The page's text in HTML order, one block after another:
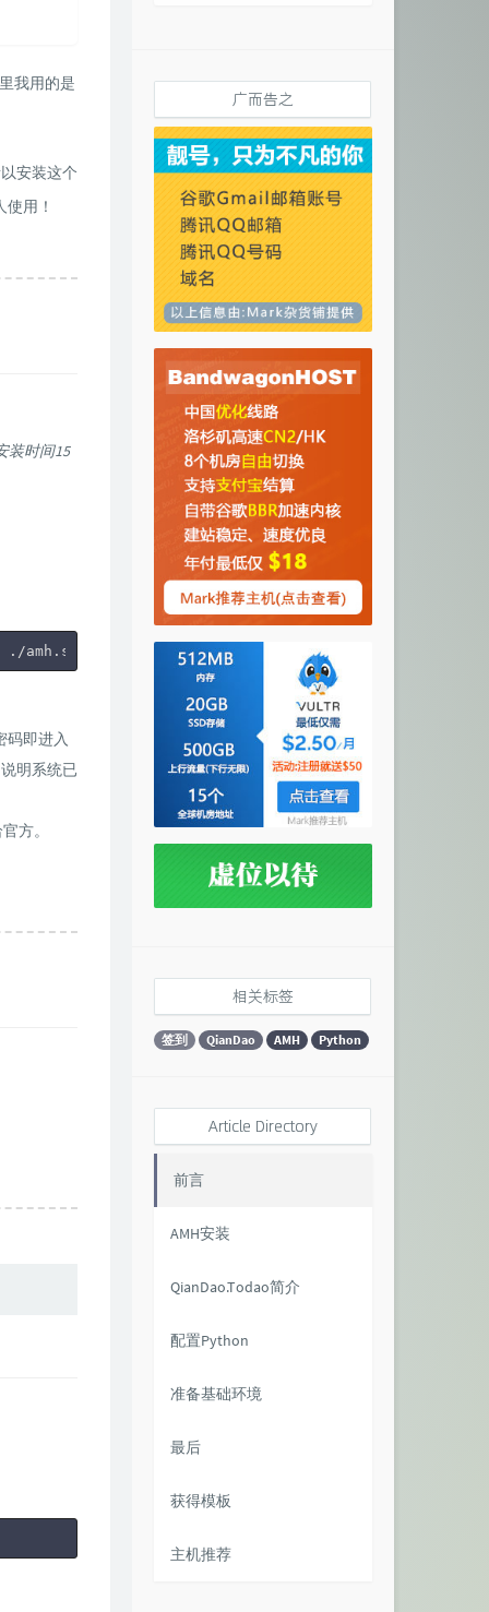
我用的是
安装这个
用！
装时间15
./amh.sh | tee amh.log
码即进入
明系统已
方。
广而告之
相关标签
签到 QianDao AMH Python
Article Directory
前言
AMH安装
QianDao.Todao简介
配置Python
准备基础环境
最后
获得模板
主机推荐